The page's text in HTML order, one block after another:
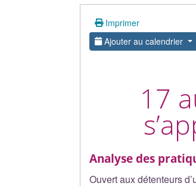
Imprimer
Ajouter au calendrier
17
Analyse des
Ouvert aux détenteurs